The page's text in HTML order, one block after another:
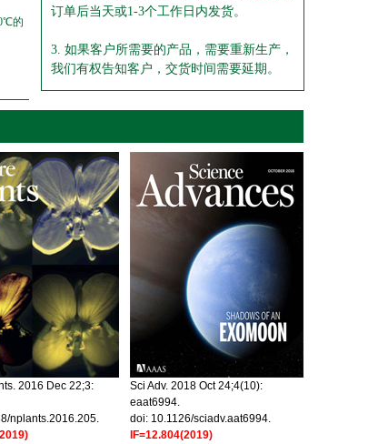
的
订单后当天或1-3个工作日内发货。
3. 如果客户所需要的产品，需要重新生产，
我们有权告知客户，交货时间需要延期。
2016 Dec 22;3:
nplants.2016.205.
Sci Adv. 2018 Oct 24;4(10):
eaat6994.
doi: 10.1126/sciadv.aat6994.
IF=12.804(2019)